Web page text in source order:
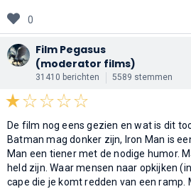
0
Film Pegasus
(moderator films)
31410 berichten 5589 stemmen
De film nog eens gezien en wat is dit
Batman mag donker zijn, Iron Man is
Man een tiener met de nodige humor.
held zijn. Waar mensen naar opkijken
cape die je komt redden van een ramp.